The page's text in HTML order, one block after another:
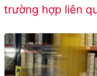
trường hợp liên